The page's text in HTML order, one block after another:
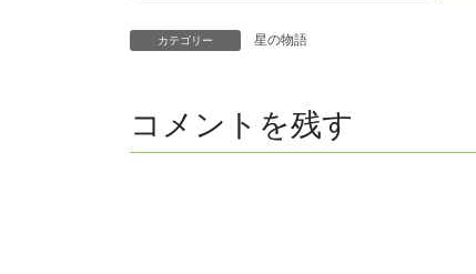
カテゴリー 星の物語
コメントを残す